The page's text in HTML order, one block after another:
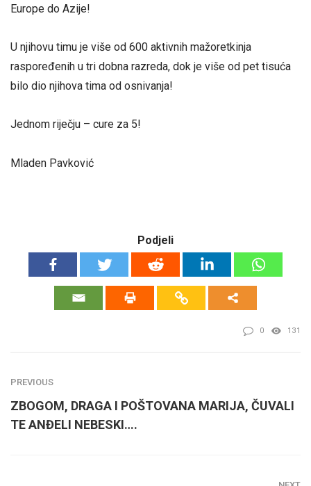
Europe do Azije!
U njihovu timu je više od 600 aktivnih mažoretkinja
raspoređenih u tri dobna razreda, dok je više od pet tisuća
bilo dio njihova tima od osnivanja!
Jednom riječju – cure za 5!
Mladen Pavković
Podjeli
0 131
PREVIOUS
ZBOGOM, DRAGA I POŠTOVANA MARIJA, ČUVALI
TE ANĐELI NEBESKI….